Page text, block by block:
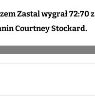
Zastal wygrał 72:70 z
Courtney Stockard.